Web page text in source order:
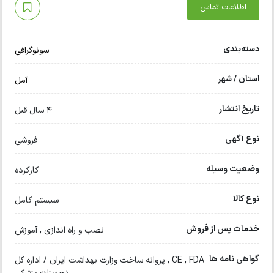
اطلاعات تماس
دسته‌بندی سونوگرافی
استان / شهر آمل
تاریخ انتشار 4 سال قبل
نوع آگهی فروشی
وضعیت وسیله کارکرده
نوع کالا سیستم کامل
خدمات پس از فروش نصب و راه اندازی , آموزش
گواهی نامه ها
CE , FDA , پروانه ساخت وزارت بهداشت ایران / اداره کل